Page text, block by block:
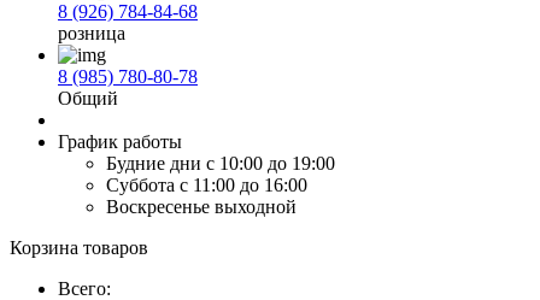
8 (926) 784-84-68
розница
8 (985) 780-80-78
Общий
График работы
Будние дни с 10:00 до 19:00
Суббота с 11:00 до 16:00
Воскресенье выходной
Корзина товаров
Всего: